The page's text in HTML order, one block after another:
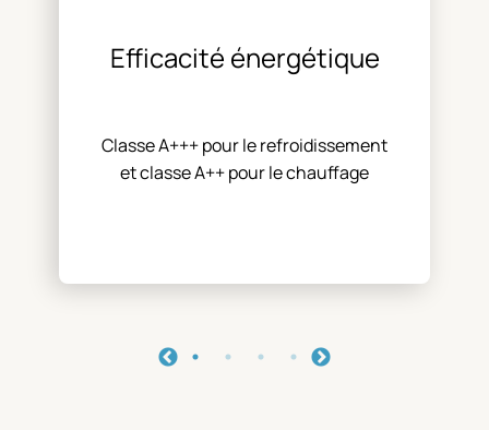
Efficacité énergétique
Classe A+++ pour le refroidissement
et classe A++ pour le chauffage